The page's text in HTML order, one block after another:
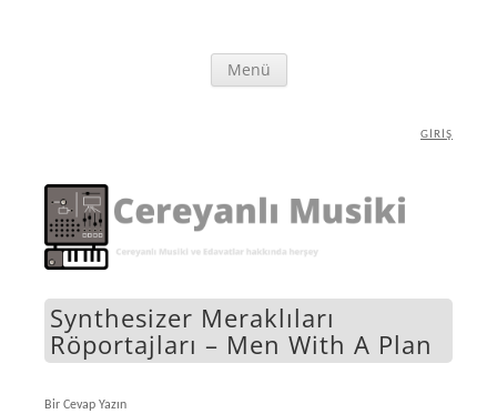
Cereyanlı Musiki
Synthesizer ve Elektronik Müzik Ekipmanları hakkında herşey
Menü
GIRIŞ
Synthesizer Meraklıları
Röportajları – Men With A Plan
Bir Cevap Yazın